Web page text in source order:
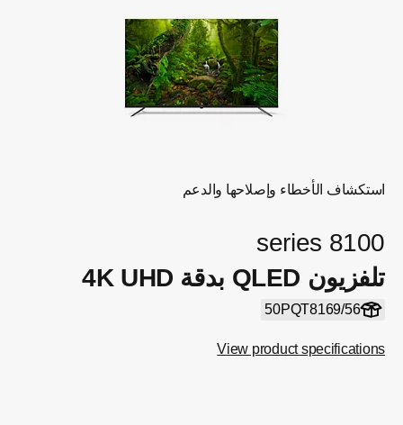
استكشاف الأخطاء وإصلاحها والدعم
8100 series
تلفزيون QLED بدقة 4K UHD
50PQT8169/56
View product specifications